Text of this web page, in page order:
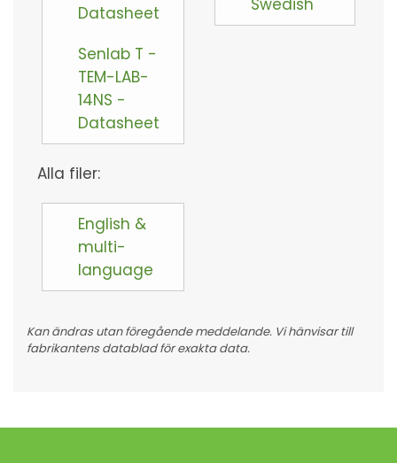
Datasheet
Senlab T -
TEM-LAB-
14NS -
Datasheet
Alla filer:
English &
multi-
language
Swedish
Kan ändras utan föregående meddelande. Vi hänvisar till
fabrikantens datablad för exakta data.